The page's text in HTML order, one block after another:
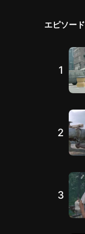
エピソード
1
2
3